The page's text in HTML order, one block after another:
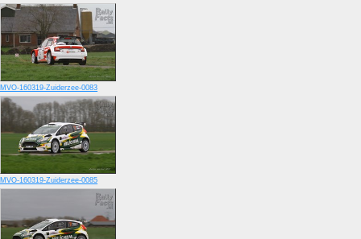
MVO-160319-Zuiderzee-0083
MVO-160319-Zuiderzee-0085